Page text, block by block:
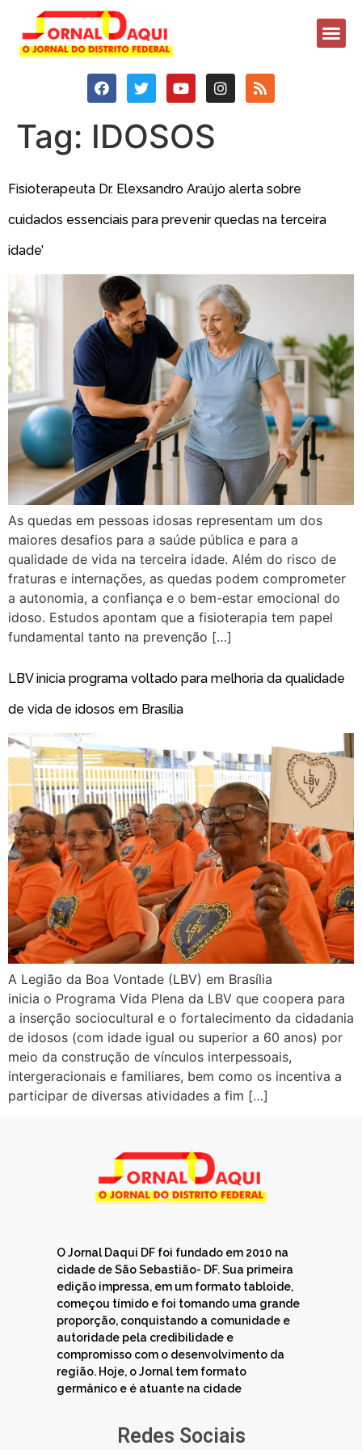
Tag: IDOSOS
Fisioterapeuta Dr. Elexsandro Araújo alerta sobre
cuidados essenciais para prevenir quedas na terceira
idade’
As quedas em pessoas idosas representam um dos
maiores desafios para a saúde pública e para a
qualidade de vida na terceira idade. Além do risco de
fraturas e internações, as quedas podem comprometer
a autonomia, a confiança e o bem-estar emocional do
idoso. Estudos apontam que a fisioterapia tem papel
fundamental tanto na prevenção […]
LBV inicia programa voltado para melhoria da qualidade
de vida de idosos em Brasília
A Legião da Boa Vontade (LBV) em Brasília
inicia o Programa Vida Plena da LBV que coopera para
a inserção sociocultural e o fortalecimento da cidadania
de idosos (com idade igual ou superior a 60 anos) por
meio da construção de vínculos interpessoais,
intergeracionais e familiares, bem como os incentiva a
participar de diversas atividades a fim […]
O Jornal Daqui DF foi fundado em 2010 na
cidade de São Sebastião- DF. Sua primeira
edição impressa, em um formato tabloide,
começou tímido e foi tomando uma grande
proporção, conquistando a comunidade e
autoridade pela credibilidade e
compromisso com o desenvolvimento da
região. Hoje, o Jornal tem formato
germânico e é atuante na cidade
Redes Sociais